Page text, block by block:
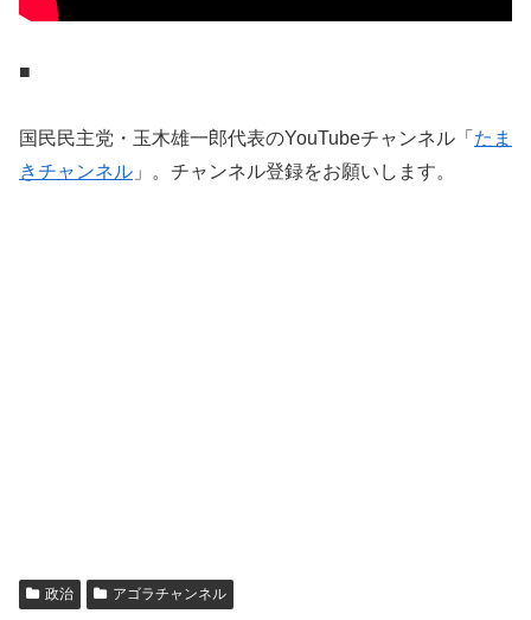
■
国民民主党・玉木雄一郎代表のYouTubeチャンネル「 たま
きチャンネル 」。チャンネル登録をお願いします。
政治 アゴラチャンネル